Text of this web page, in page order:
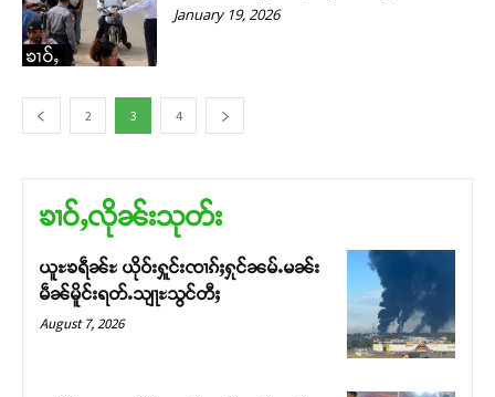
ၶၢဝ်ႇ
January 19, 2026
2 3 4
ၶၢဝ်ႇလိုၼ်းသုတ်း
ယူႊၶရဵၼ်ႊ ယိုဝ်းႁူင်းၸၢၵ်ႈႁုင်ၼမ်ႉမၼ်း
မဵၼ်မိူင်းရတ်ႉသျႃႊသွင်တီႈ
August 7, 2026